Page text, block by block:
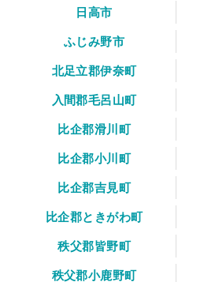
日高市
ふじみ野市
北足立郡伊奈町
入間郡毛呂山町
比企郡滑川町
比企郡小川町
比企郡吉見町
比企郡ときがわ町
秩父郡皆野町
秩父郡小鹿野町